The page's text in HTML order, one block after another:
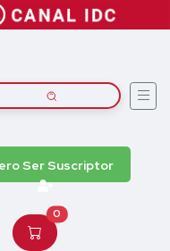
Ser Suscriptor
0